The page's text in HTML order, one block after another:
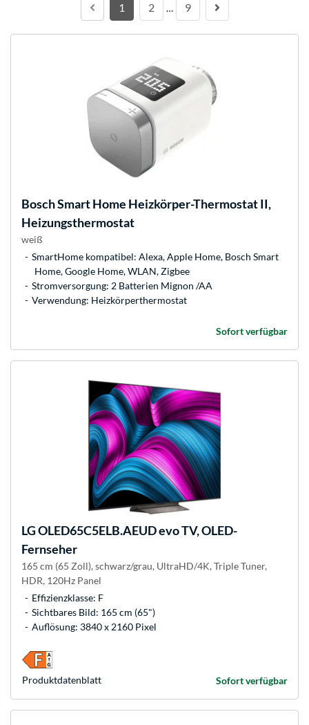
1 2 … 9
BoschSmart Home Heizkörper-Thermostat II,
Heizungsthermostat
weiß
SmartHome kompatibel: Alexa, Apple Home, Bosch Smart
Home, Google Home, WLAN, Zigbee
Stromversorgung: 2 Batterien Mignon /AA
Verwendung: Heizkörperthermostat
Sofort verfügbar
LGOLED65C5ELB.AEUD evo TV, OLED-
Fernseher
165 cm (65 Zoll), schwarz/grau, UltraHD/4K, Triple Tuner,
HDR, 120Hz Panel
Effizienzklasse: F
Sichtbares Bild: 165 cm (65")
Auflösung: 3840 x 2160 Pixel
Sofort verfügbar
Produkt­datenblatt